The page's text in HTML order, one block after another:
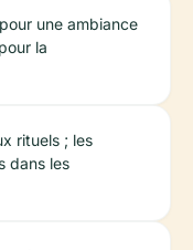
une ambiance
la
rituels ; les
dans les